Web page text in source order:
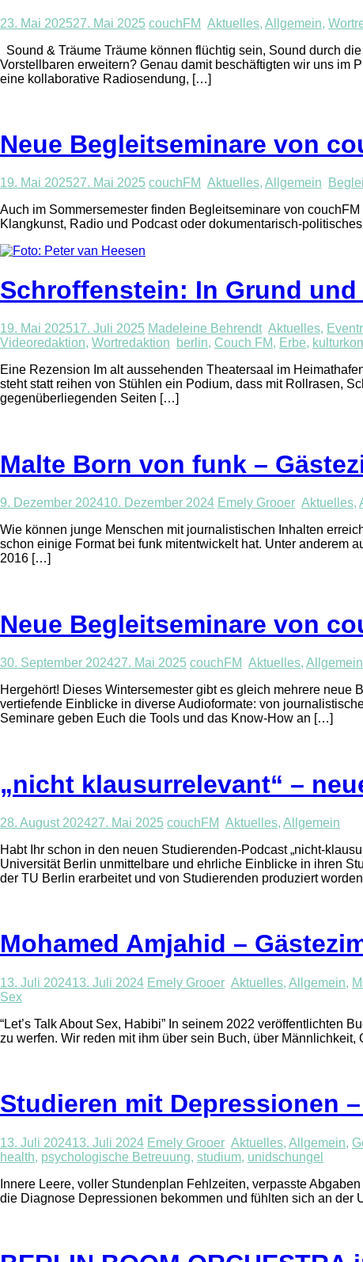
23. Mai 202527. Mai 2025 couchFM Aktuelles, Allgemein,
Sound & Träume Träume können flüchtig sein, Sound durch
Vorstellbaren erweitern? Genau damit beschäftigten wir uns im
eine kollaborative Radiosendung, […]
Neue Begleitseminare von
19. Mai 202527. Mai 2025 couchFM Aktuelles, Allgemein
Auch im Sommersemester finden Begleitseminare von
Klangkunst, Radio und Podcast oder dokumentarisch-
Schroffenstein: In Grund
19. Mai 202517. Juli 2025 Madeleine Behrendt Aktuelles,
Videoredaktion, Wortredaktion berlin, Couch FM, Erbe,
Eine Rezension Im alt aussehenden Theatersaal im
steht statt reihen von Stühlen ein Podium, dass mit Rollrasen,
gegenüberliegenden Seiten […]
Malte Born von funk –
9. Dezember 202410. Dezember 2024 Emely Grooer Aktuelles,
Wie können junge Menschen mit journalistischen Inhalten
schon einige Format bei funk mitentwickelt hat. Unter anderem
2016 […]
Neue Begleitseminare von
30. September 202427. Mai 2025 couchFM Aktuelles, Allgemein
Hergehört! Dieses Wintersemester gibt es gleich mehrere
vertiefende Einblicke in diverse Audioformate: von
Seminare geben Euch die Tools und das Know-How an […]
„nicht klausurrelevant“ –
28. August 202427. Mai 2025 couchFM Aktuelles, Allgemein
Habt Ihr schon in den neuen Studierenden-Podcast „nicht-
Universität Berlin unmittelbare und ehrliche Einblicke in ihren
der TU Berlin erarbeitet und von Studierenden produziert
Mohamed Amjahid –
13. Juli 202413. Juli 2024 Emely Grooer Aktuelles, Allgemein,
Sex
“Let’s Talk About Sex, Habibi” In seinem 2022 veröffentlichten
zu werfen. Wir reden mit ihm über sein Buch, über
Studieren mit Depressionen
13. Juli 202413. Juli 2024 Emely Grooer Aktuelles, Allgemein,
health, psychologische Betreuung, studium, unidschungel
Innere Leere, voller Stundenplan Fehlzeiten, verpasste
die Diagnose Depressionen bekommen und fühlten sich an